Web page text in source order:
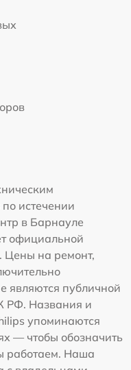
истечении
в Барнауле
официальной
Цены на ремонт,
являются публичной
РФ. Названия и
упоминаются
— чтобы обозначить
работаем. Наша